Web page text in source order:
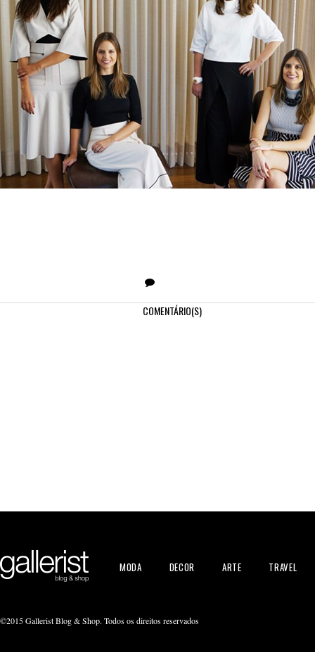
COMENTÁRIO(S)
MODA DECOR ARTE TRAVEL
©2015 Gallerist Blog & Shop. Todos os direitos reservados